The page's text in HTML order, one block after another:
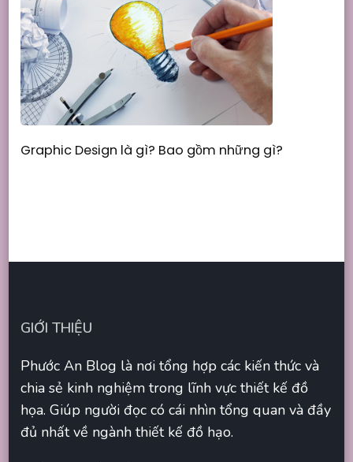
Graphic Design là gì? Bao gồm những gì?
GIỚI THIỆU
Phước An Blog là nơi tổng hợp các kiến thức và
chia sẻ kinh nghiệm trong lĩnh vực thiết kế đồ
họa. Giúp người đọc có cái nhìn tổng quan và đầy
đủ nhất về ngành thiết kế đồ hạo.